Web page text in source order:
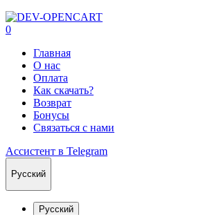
0
Главная
О нас
Оплата
Как скачать?
Возврат
Бонусы
Связаться с нами
Ассистент в Telegram
Русский
Русский